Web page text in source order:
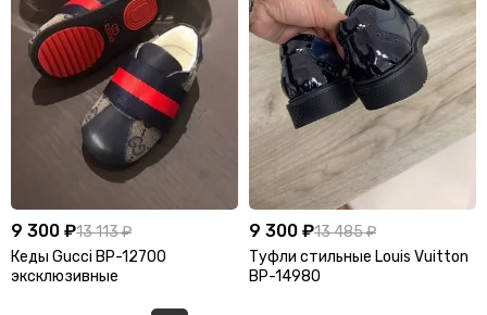
9 300 ₽13 113 ₽
Кеды Gucci BP-12700
эксклюзивные
9 300 ₽13 485 ₽
Туфли стильные Louis Vuitton
BP-14980